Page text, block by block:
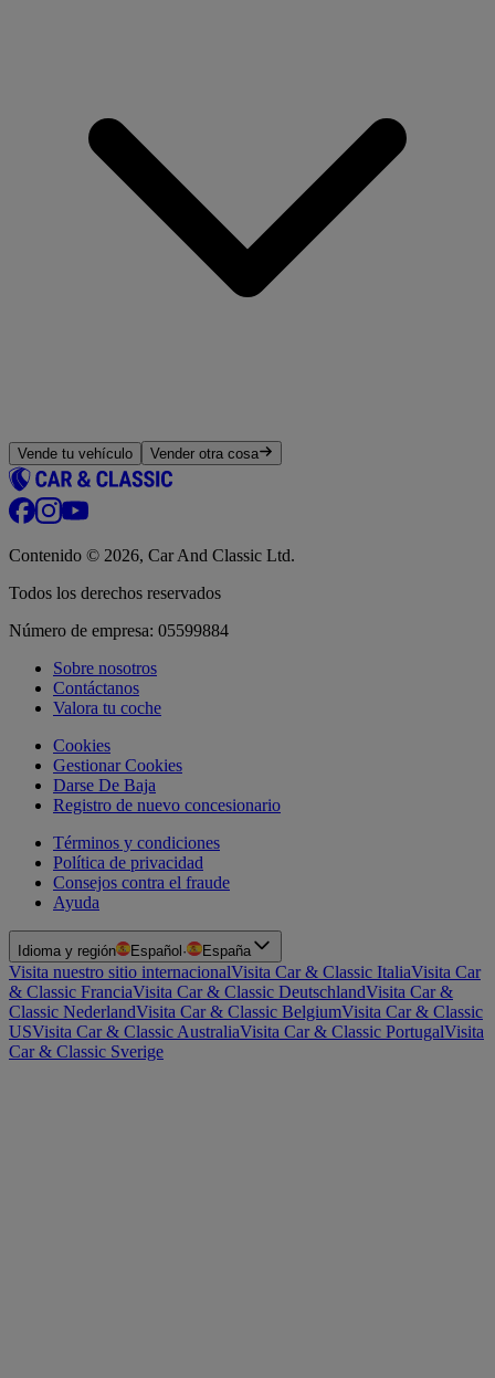
Vende tu vehículo Vender otra cosa
Contenido © 2026, Car And Classic Ltd.
Todos los derechos reservados
Número de empresa: 05599884
Sobre nosotros
Contáctanos
Valora tu coche
Cookies
Gestionar Cookies
Darse De Baja
Registro de nuevo concesionario
Términos y condiciones
Política de privacidad
Consejos contra el fraude
Ayuda
Idioma y región Español · España
Visita nuestro sitio internacionalVisita Car & Classic ItaliaVisita Car
& Classic FranciaVisita Car & Classic DeutschlandVisita Car &
Classic NederlandVisita Car & Classic BelgiumVisita Car & Classic
USVisita Car & Classic AustraliaVisita Car & Classic PortugalVisita
Car & Classic Sverige